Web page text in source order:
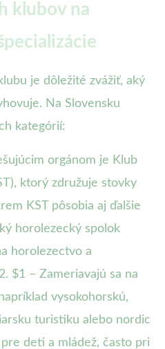
klubov na
je dôležité zvážiť, aký
Na Slovensku
kategórií:
orgánom je Klub
ktorý združuje stovky
KST pôsobia aj ďalšie
horolezecký spolok
horolezectvo a
$1 – Zameriavajú sa na
vysokohorskú,
turistiku alebo nordic
deti a mládež, často pri